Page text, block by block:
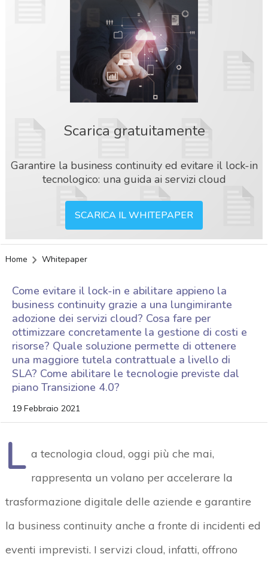
Scarica gratuitamente
Garantire la business continuity ed evitare il lock-in
tecnologico: una guida ai servizi cloud
SCARICA IL WHITEPAPER
Home Whitepaper
Come evitare il lock-in e abilitare appieno la
business continuity grazie a una lungimirante
adozione dei servizi cloud? Cosa fare per
ottimizzare concretamente la gestione di costi e
risorse? Quale soluzione permette di ottenere
una maggiore tutela contrattuale a livello di
SLA? Come abilitare le tecnologie previste dal
piano Transizione 4.0?
19 Febbraio 2021
L a tecnologia cloud, oggi più che mai,
rappresenta un volano per accelerare la
trasformazione digitale delle aziende e garantire
la business continuity anche a fronte di incidenti ed
eventi imprevisti. I servizi cloud, infatti, offrono